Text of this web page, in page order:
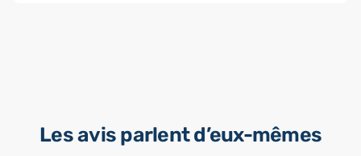
Les avis parlent d’eux-mêmes